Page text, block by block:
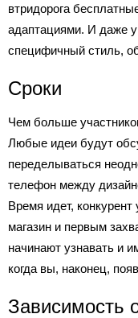
втридорога
адаптациями. И даже у
специфичный стиль,
Сроки
Чем больше
Любые идеи будут
переделываться
телефон между
Время идет,
магазин и первым
начинают узнавать и
когда вы, наконец,
Зависимость